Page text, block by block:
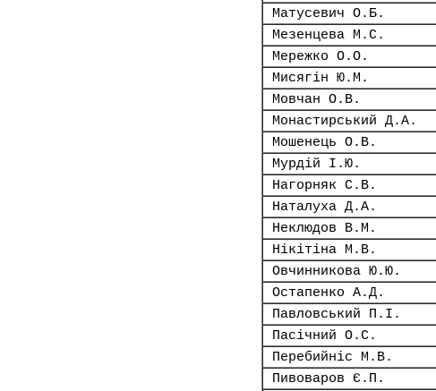
Матусевич О.Б.
Мезенцева М.С.
Мережко О.О.
Мисягін Ю.М.
Мовчан О.В.
Монастирський Д.А.
Мошенець О.В.
Мурдій І.Ю.
Нагорняк С.В.
Наталуха Д.А.
Неклюдов В.М.
Нікітіна М.В.
Овчинникова Ю.Ю.
Остапенко А.Д.
Павловський П.І.
Пасічний О.С.
Перебийніс М.В.
Пивоваров Є.П.